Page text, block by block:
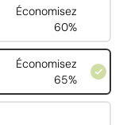
Économisez
60%
Économisez
65%